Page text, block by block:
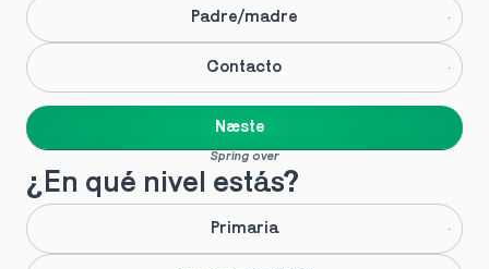
Padre/madre
Contacto
Næste
Spring over
¿En qué nivel estás?
Primaria